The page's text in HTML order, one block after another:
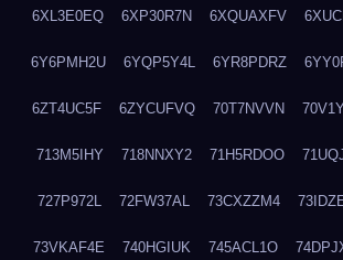
6XL3E0EQ 6XP30R7N 6XQUAXFV
6Y6PMH2U 6YQP5Y4L 6YR8PDRZ
6ZT4UC5F 6ZYCUFVQ 70T7NVVN
713M5IHY 718NNXY2 71H5RDOO
727P972L 72FW37AL 73CXZZM4
73VKAF4E 740HGIUK 745ACL1O